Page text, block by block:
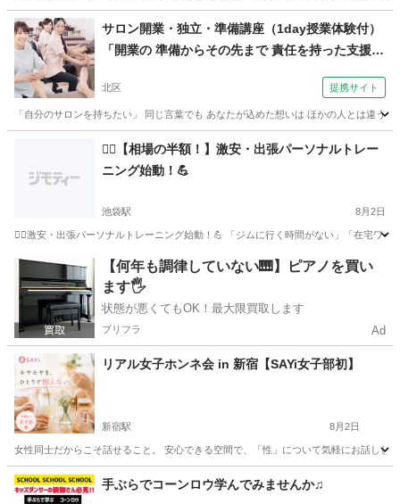
東京 多摩市 京王永山駅 その他 ヤムナ
サロン開業・独立・準備講座（1day授業体験付）
「開業の 準備からその先まで 責任を持った支援」
北区 提携サイト
「自分のサロンを持ちたい」 同じ言葉でも あなたが込めた想いは ほかの人とは違う
マッサージ
🚶‍♂️【相場の半額！】激安・出張パーソナルトレー
ニング始動！💪
池袋駅 8月2日
🚶‍♂️激安・出張パーソナルトレーニング始動！💪 「ジムに行く時間がない」「在宅ワ
東京 豊島区 池袋駅 その他 パーソナルトレーニング
【何年も調律していない🎹】ピアノを買い
ます🖐️
状態が悪くてもOK！最大限買取します
プリフラ Ad
リアル女子ホンネ会 in 新宿【SAYi女子部初】
新宿駅 8月2日
女性同士だからこそ話せること。 安心できる空間で、「性」について気軽にお話し
東京 新宿区 新宿駅 シングルマザー
手ぶらでコーンロウ学んでみませんか♫